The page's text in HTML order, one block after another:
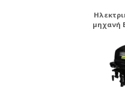
μηχανή